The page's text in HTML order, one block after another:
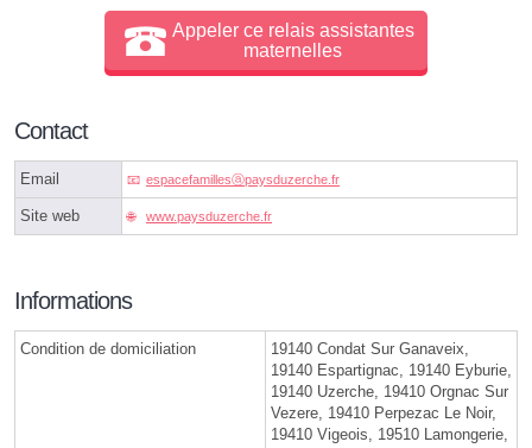
Appeler ce relais assistantes
maternelles
Contact
Email espacefamillesⓐpaysduzerche.fr
Site web www.paysduzerche.fr
Informations
Condition de domiciliation
19140 Condat Sur Ganaveix,
19140 Espartignac, 19140 Eyburie,
19140 Uzerche, 19410 Orgnac Sur
Vezere, 19410 Perpezac Le Noir,
19410 Vigeois, 19510 Lamongerie,